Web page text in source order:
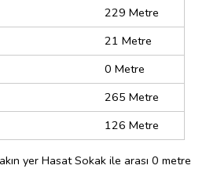
229 Metre
21 Metre
0 Metre
265 Metre
126 Metre
yer Hasat Sokak ile arası 0 metre